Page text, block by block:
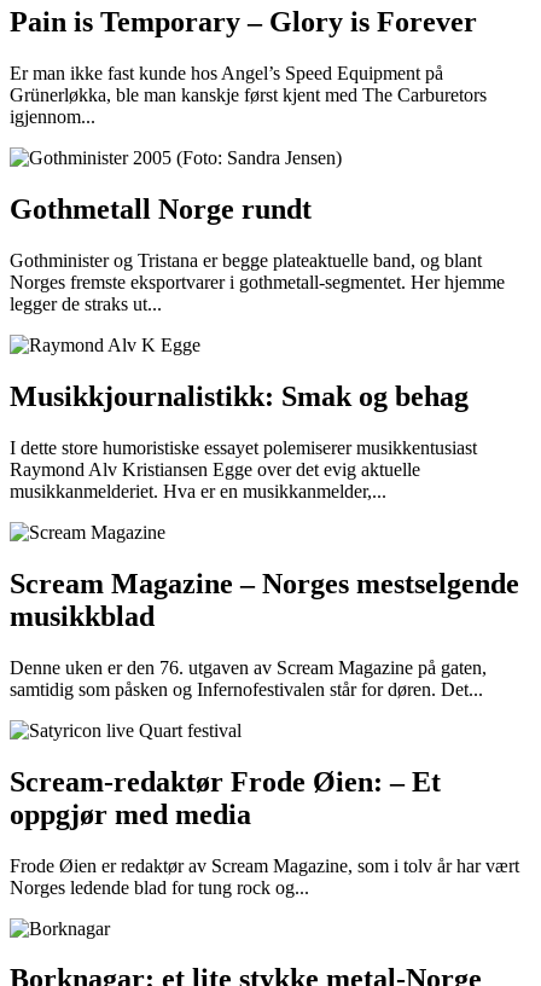
Pain is Temporary – Glory is Forever
Er man ikke fast kunde hos Angel’s Speed Equipment på
Grünerløkka, ble man kanskje først kjent med The Carburetors
igjennom...
Gothmetall Norge rundt
Gothminister og Tristana er begge plateaktuelle band, og blant
Norges fremste eksportvarer i gothmetall-segmentet. Her hjemme
legger de straks ut...
Musikkjournalistikk: Smak og behag
I dette store humoristiske essayet polemiserer musikkentusiast
Raymond Alv Kristiansen Egge over det evig aktuelle
musikkanmelderiet. Hva er en musikkanmelder,...
Scream Magazine – Norges mestselgende
musikkblad
Denne uken er den 76. utgaven av Scream Magazine på gaten,
samtidig som påsken og Infernofestivalen står for døren. Det...
Scream-redaktør Frode Øien: – Et
oppgjør med media
Frode Øien er redaktør av Scream Magazine, som i tolv år har vært
Norges ledende blad for tung rock og...
Borknagar: et lite stykke metal-Norge